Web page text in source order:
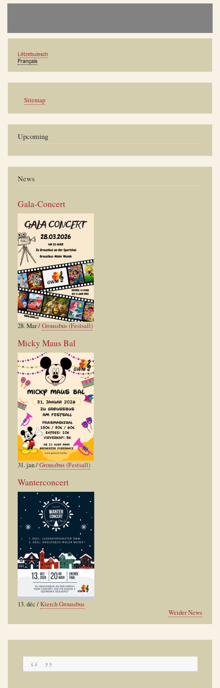
Lëtzebuiesch
Français
Sitemap
Upcoming
News
Gala-Concert
28. Mar/Groussbus (Festsall)
Micky Maus Bal
31. jan/Groussbus (Festsall)
Wanterconcert
13. déc /Kierch Groussbus
Weider News